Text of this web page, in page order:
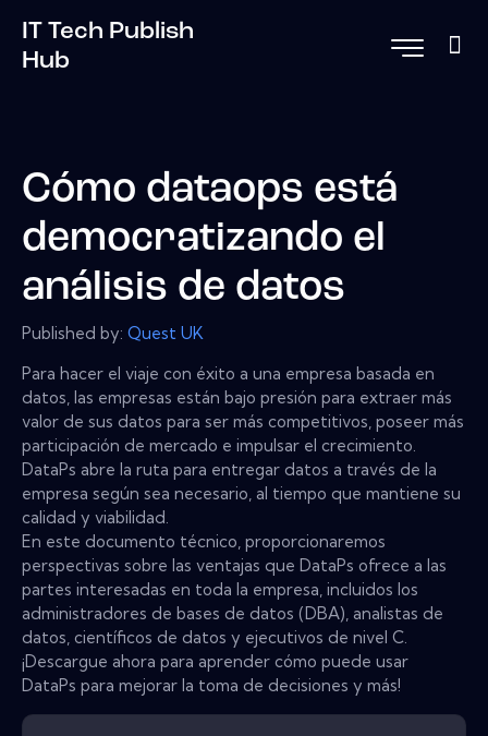
IT Tech Publish
Hub
Cómo dataops está
democratizando el
análisis de datos
Published by: Quest UK
Para hacer el viaje con éxito a una empresa basada en
datos, las empresas están bajo presión para extraer más
valor de sus datos para ser más competitivos, poseer más
participación de mercado e impulsar el crecimiento.
DataPs abre la ruta para entregar datos a través de la
empresa según sea necesario, al tiempo que mantiene su
calidad y viabilidad.
En este documento técnico, proporcionaremos
perspectivas sobre las ventajas que DataPs ofrece a las
partes interesadas en toda la empresa, incluidos los
administradores de bases de datos (DBA), analistas de
datos, científicos de datos y ejecutivos de nivel C.
¡Descargue ahora para aprender cómo puede usar
DataPs para mejorar la toma de decisiones y más!